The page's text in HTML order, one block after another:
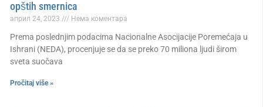
opštih smernica
април 24, 2023 Нема коментара
Prema poslednjim podacima Nacionalne Asocijacije Poremećaja u
Ishrani (NEDA), procenjuje se da se preko 70 miliona ljudi širom
sveta suočava
Pročitaj više »